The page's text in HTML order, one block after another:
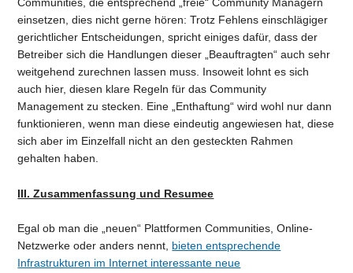
einsetzen, dies nicht gerne hören: Trotz Fehlens einschlägiger
gerichtlicher Entscheidungen, spricht einiges dafür, dass der
Betreiber sich die Handlungen dieser „Beauftragten“ auch sehr
weitgehend zurechnen lassen muss. Insoweit lohnt es sich
auch hier, diesen klare Regeln für das Community
Management zu stecken. Eine „Enthaftung“ wird wohl nur dann
funktionieren, wenn man diese eindeutig angewiesen hat, diese
sich aber im Einzelfall nicht an den gesteckten Rahmen
gehalten haben.
III. Zusammenfassung und Resumee
Egal ob man die „neuen“ Plattformen Communities, Online-
Netzwerke oder anders nennt, bieten entsprechende
Infrastrukturen im Internet interessante neue